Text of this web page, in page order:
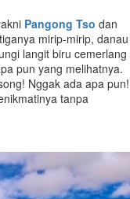
Pangong Tso dan
mirip-mirip, danau
langit biru cemerlang
pun yang melihatnya.
Nggak ada apa pun!
tanpa